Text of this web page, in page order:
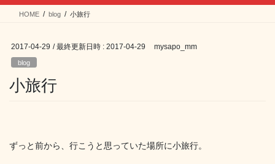
ス
ン
HOME blog 小旅行
2017-04-29 / 最終更新日時 : 2017-04-29 mysapo_mm
blog
小旅行
ずっと前から、行こうと思っていた場所に小旅行。